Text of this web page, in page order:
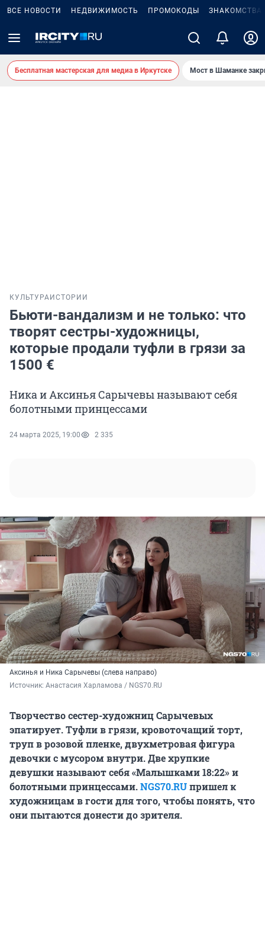
ВСЕ НОВОСТИ НЕДВИЖИМОСТЬ ПРОМОКОДЫ ЗНАКОМСТВА
Бесплатная мастерская для медиа в Иркутске Мост в Шаманке
КУЛЬТУРА ИСТОРИИ
Бьюти-вандализм и не только: что
творят сестры-художницы,
которые продали туфли в грязи за
1500 €
Ника и Аксинья Сарычевы называют себя
болотными принцессами
24 марта 2025, 19:00 2 335
Аксинья и Ника Сарычевы (слева направо)
Источник: Анастасия Харламова / NGS70.RU
Творчество сестер-художниц Сарычевых
эпатирует. Туфли в грязи, кровоточащий торт,
труп в розовой пленке, двухметровая фигура
девочки с мусором внутри. Две хрупкие
девушки называют себя «Малышками 18:22» и
болотными принцессами.NGS70.RUпришел к
художницам в гости для того, чтобы понять, что
они пытаются донести до зрителя.